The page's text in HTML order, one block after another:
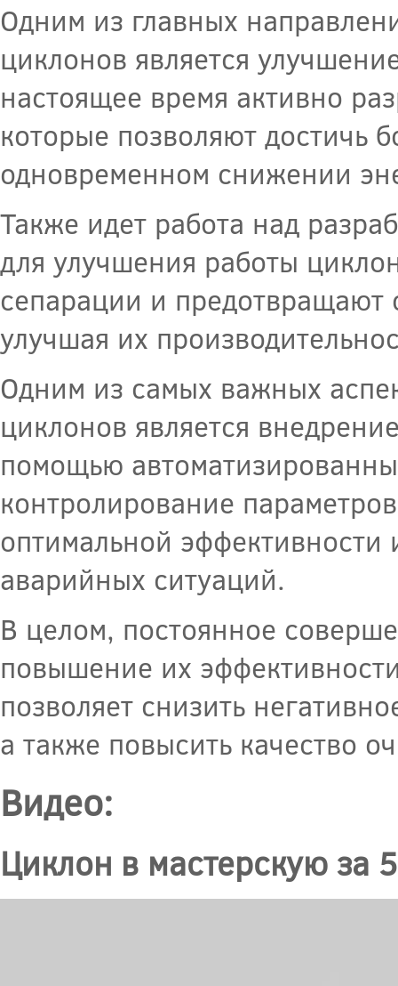
Одним из главных
циклонов является
настоящее время активно
которые позволяют достичь
одновременном снижении
Также идет работа над
для улучшения работы
сепарации и предотвращают
улучшая их
Одним из самых важных
циклонов является
помощью
контролирование
оптимальной эффективности
аварийных ситуаций.
В целом, постоянное
повышение их
позволяет снизить
а также повысить качество
Видео:
Циклон в мастерскую за